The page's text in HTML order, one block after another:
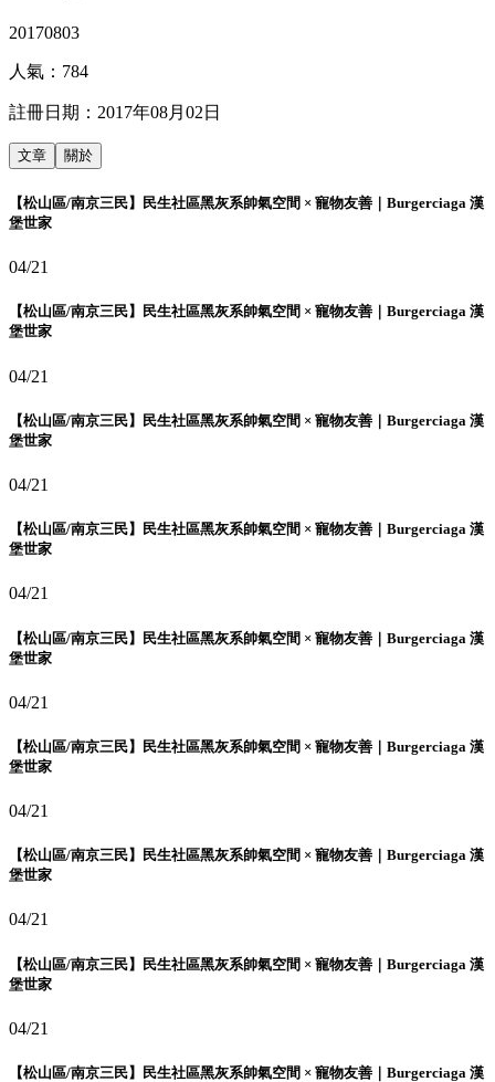
20170803
人氣： 784
註冊日期： 2017年08月02日
文章 關於
【松山區/南京三民】民生社區黑灰系帥氣空間 × 寵物友善｜Burgerciaga 漢
堡世家
04/21
【松山區/南京三民】民生社區黑灰系帥氣空間 × 寵物友善｜Burgerciaga 漢
堡世家
04/21
【松山區/南京三民】民生社區黑灰系帥氣空間 × 寵物友善｜Burgerciaga 漢
堡世家
04/21
【松山區/南京三民】民生社區黑灰系帥氣空間 × 寵物友善｜Burgerciaga 漢
堡世家
04/21
【松山區/南京三民】民生社區黑灰系帥氣空間 × 寵物友善｜Burgerciaga 漢
堡世家
04/21
【松山區/南京三民】民生社區黑灰系帥氣空間 × 寵物友善｜Burgerciaga 漢
堡世家
04/21
【松山區/南京三民】民生社區黑灰系帥氣空間 × 寵物友善｜Burgerciaga 漢
堡世家
04/21
【松山區/南京三民】民生社區黑灰系帥氣空間 × 寵物友善｜Burgerciaga 漢
堡世家
04/21
【松山區/南京三民】民生社區黑灰系帥氣空間 × 寵物友善｜Burgerciaga 漢